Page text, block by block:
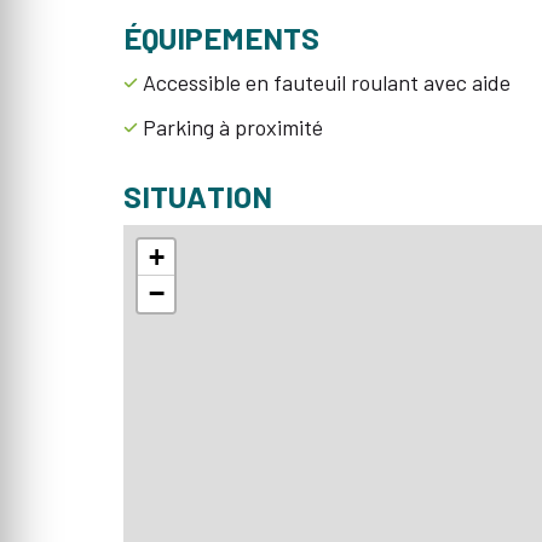
ÉQUIPEMENTS
Accessible en fauteuil roulant avec aide
Parking à proximité
SITUATION
+
−